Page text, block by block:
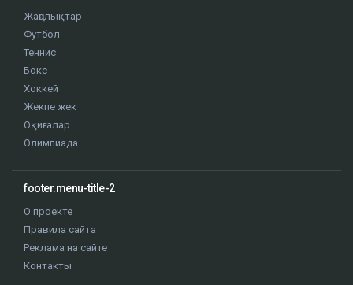
Жаңалықтар
Футбол
Теннис
Бокс
Хоккей
Жекпе жек
Оқиғалар
Олимпиада
footer.menu-title-2
О проекте
Правила сайта
Реклама на сайте
Контакты